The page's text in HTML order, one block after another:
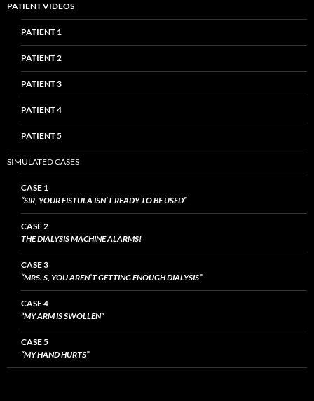
PATIENT VIDEOS
PATIENT 1
PATIENT 2
PATIENT 3
PATIENT 4
PATIENT 5
SIMULATED CASES
CASE 1
“SIR, YOUR FISTULA ISN’T READY TO BE USED”
CASE 2
THE DIALYSIS MACHINE ALARMS!
CASE 3
“MRS. S, YOU AREN’T GETTING ENOUGH DIALYSIS”
CASE 4
“MY ARM IS SWOLLEN”
CASE 5
“MY HAND HURTS”